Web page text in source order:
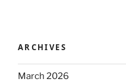
ARCHIVES
March 2026